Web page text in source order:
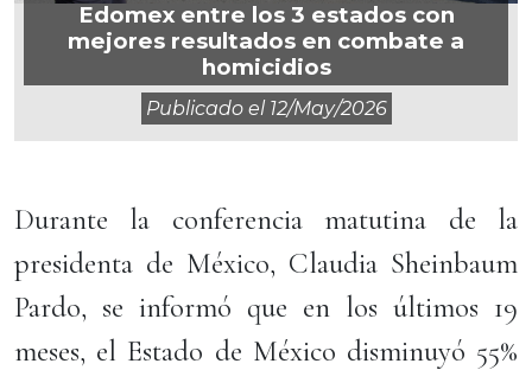
Edomex entre los 3 estados con
mejores resultados en combate a
homicidios
Publicado el 12/may/2026
Durante la conferencia matutina de la
presidenta de México, Claudia Sheinbaum
Pardo, se informó que en los últimos 19
meses, el Estado de México disminuyó 55%